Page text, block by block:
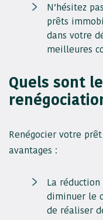
N’hésitez
prêts
dans votre
meilleures
Quels sont
Renégocier votre
avantages :
La
diminuer le
de réaliser